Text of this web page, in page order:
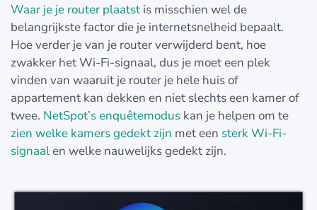
Waar je je router plaatst is misschien wel de
belangrijkste factor die je internetsnelheid bepaalt.
Hoe verder je van je router verwijderd bent, hoe
zwakker het Wi-Fi-signaal, dus je moet een plek
vinden van waaruit je router je hele huis of
appartement kan dekken en niet slechts een kamer of
twee. NetSpot’s enquêtemodus kan je helpen om te
zien welke kamers gedekt zijn met een sterk Wi-Fi-
signaalen welke nauwelijks gedekt zijn.